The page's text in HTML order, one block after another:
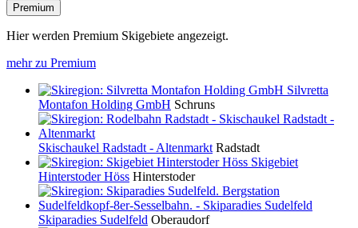
Premium
Hier werden Premium Skigebiete angezeigt.
mehr zu Premium
Silvretta
Montafon Holding GmbH Schruns
Skischaukel Radstadt - Altenmarkt Radstadt
Skigebiet
Hinterstoder Höss Hinterstoder
Skiparadies Sudelfeld Oberaudorf